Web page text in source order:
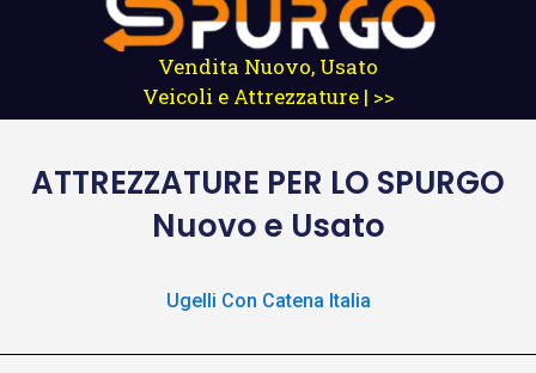
Vendita Nuovo, Usato
Veicoli e Attrezzature | >>
ATTREZZATURE PER LO SPURGO
Nuovo e Usato
Ugelli Con Catena Italia